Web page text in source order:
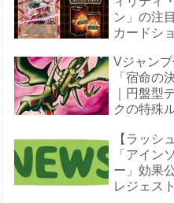
ン」の注
カードシ
Vジャン
「宿命の
｜円盤型
クの特殊
【ラッシ
「アイン
ー」効果
レジェス